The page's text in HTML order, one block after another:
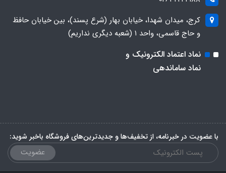
کرج، میدان شهدا، خیابان بهار (شرع پسند)، بین خیابان حافظ
و حاج قاسمی، واحد ۱ (شعبه دیگری نداریم)
نماد اعتماد الکترونیک و
نماد ساماندهی
با عضویت در خبرنامه، از تخفیف‌ها و جدیدترین‌های فروشگاه باخبر شوید:
عضویت